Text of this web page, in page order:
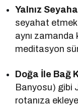
Yalnız
seyahat
aynı
meditasyon
Doğa İle Bağ
Banyosu) gibi
rotanıza